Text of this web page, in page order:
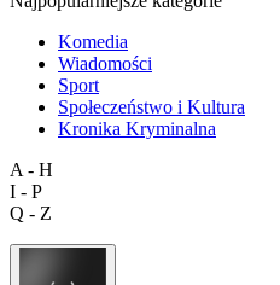
Komedia
Wiadomości
Sport
Społeczeństwo i Kultura
Kronika Kryminalna
A - H
I - P
Q - Z